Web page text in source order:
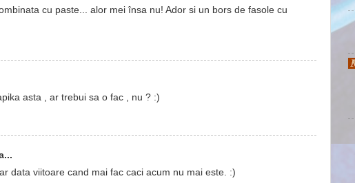
cu paste... alor mei însa nu! Ador si un bors de fasole cu
asta , ar trebui sa o fac , nu ? :)
data viitoare cand mai fac caci acum nu mai este. :)